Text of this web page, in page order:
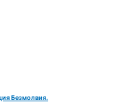
Безмолвия.